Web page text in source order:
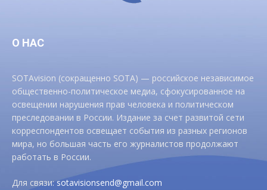
О НАС
SOTAvision (сокращенно SOTA) — российское независимое
общественно-политическое медиа, сфокусированное на
освещении нарушения прав человека и политическом
преследовании в России. Издание за счет развитой сети
корреспондентов освещает события из разных регионов
мира, но большая часть его журналистов продолжают
работать в России.
Для связи:sotavisionsend@gmail.com